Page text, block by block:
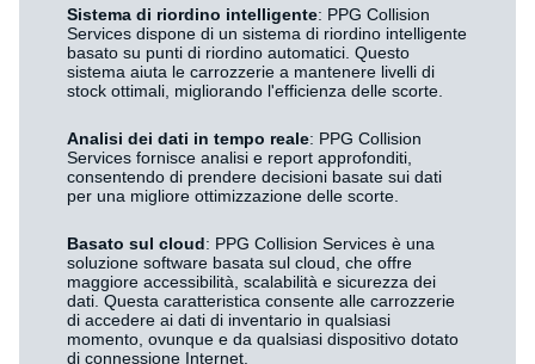
Sistema di riordino intelligente: PPG Collision
Services dispone di un sistema di riordino intelligente
basato su punti di riordino automatici. Questo
sistema aiuta le carrozzerie a mantenere livelli di
stock ottimali, migliorando l'efficienza delle scorte.
Analisi dei dati in tempo reale: PPG Collision
Services fornisce analisi e report approfonditi,
consentendo di prendere decisioni basate sui dati
per una migliore ottimizzazione delle scorte.
Basato sul cloud: PPG Collision Services è una
soluzione software basata sul cloud, che offre
maggiore accessibilità, scalabilità e sicurezza dei
dati. Questa caratteristica consente alle carrozzerie
di accedere ai dati di inventario in qualsiasi
momento, ovunque e da qualsiasi dispositivo dotato
di connessione Internet.